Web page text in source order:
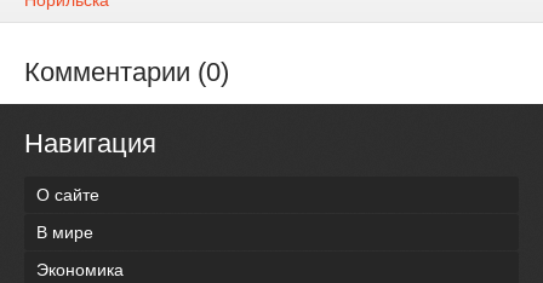
Комментарии (0)
Навигация
О сайте
В мире
Экономика